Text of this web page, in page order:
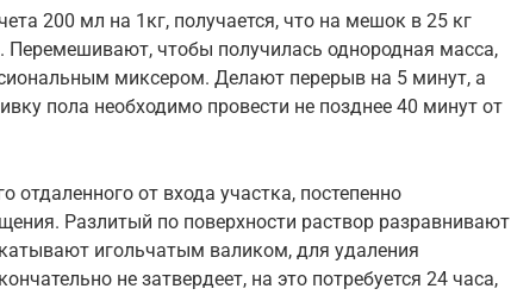
200 мл на 1кг, получается, что на мешок в 25 кг
Перемешивают, чтобы получилась однородная масса,
миксером. Делают перерыв на 5 минут, а
пола необходимо провести не позднее 40 минут от
отдаленного от входа участка, постепенно
Разлитый по поверхности раствор разравнивают
игольчатым валиком, для удаления
не затвердеет, на это потребуется 24 часа,